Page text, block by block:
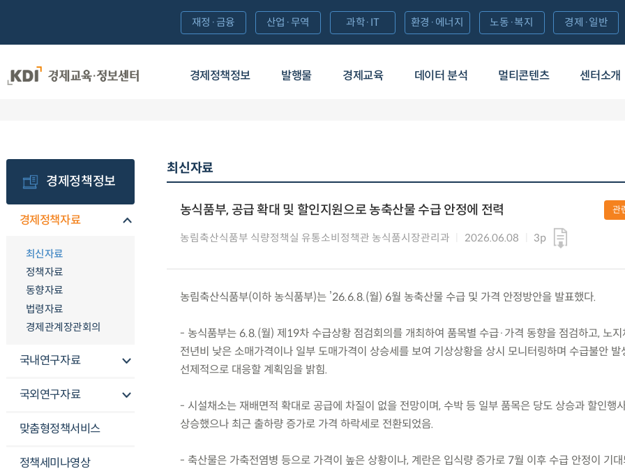
경제정책정보 발행물 경제교육 데이터 분석 멀티콘텐츠 센터소개
재정·금융 산업·무역 과학·IT 환경·에너지 노동·복지 경제·일반
경제정책정보
경제정책자료
최신자료
정책자료
동향자료
법령자료
경제관계장관회의
국내연구자료
국외연구자료
맞춤형정책서비스
정책세미나영상
최신자료
농식품부, 공급 확대 및 할인지원으로 농축산물 수급 안정에 전력
농림축산식품부 식량정책실 유통소비정책관 농식품시장관리과 2026.06.08 3p
관
농림축산식품부(이하 농식품부)는 ’26.6.8.(월) 6월 농축산물 수급 및 가격 안정방안을 발표했다.
- 농식품부는 6.8.(월) 제19차 수급상황 점검회의를 개최하여 품목별 수급·가격 동향을 점검하고, 노지
전년비 낮은 소매가격이나 일부 도매가격이 상승세를 보여 기상상황을 상시 모니터링하며 수급불안 발
선제적으로 대응할 계획임을 밝힘.
- 시설채소는 재배면적 확대로 공급에 차질이 없을 전망이며, 수박 등 일부 품목은 당도 상승과 할인행
상승했으나 최근 출하량 증가로 가격 하락세로 전환되었음.
- 축산물은 가축전염병 등으로 가격이 높은 상황이나, 계란은 입식량 증가로 7월 이후 수급 안정이 기대